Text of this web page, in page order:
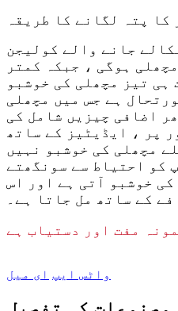
کا پتہ لگانے کا طریقہ
جانے والے کولیجن
ہوگی ، جبکہ کمتر
ہی تیز مچھلی کی خوشبو
ہے جس میں مچھلی
اضافی چیزیں شامل کی
پر ، ایڈیٹیز کے ساتھ
مچھلی کی خوشبو نہیں
کو احتیاط سے سونگھتے
کی خوشبو آتی ہے اور اس
کے ساتھ مل جاتا ہے۔
مفت اور دستیاب ہے
واٹس ایپ ای میل